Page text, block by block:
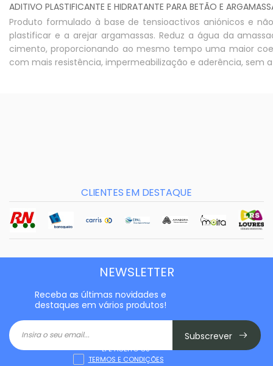
ADITIVO PLASTIFICANTE E HIDRATANTE PARA BETÃO E
Produto formulado à base de tensioactivos aniónicos e
plastificar e a arejar argamassas. Reduz a água da
cimento, proporcionando ao mesmo tempo uma maior
com mais resistência, impermeabilização e aderência, sem
CLIENTES EM DESTAQUE
NEWSLETTER
Receba as últimas novidades e
destaques em vários produtos!
Subscrever
LI E ACEITO OS
TERMOS E CONDIÇÕES